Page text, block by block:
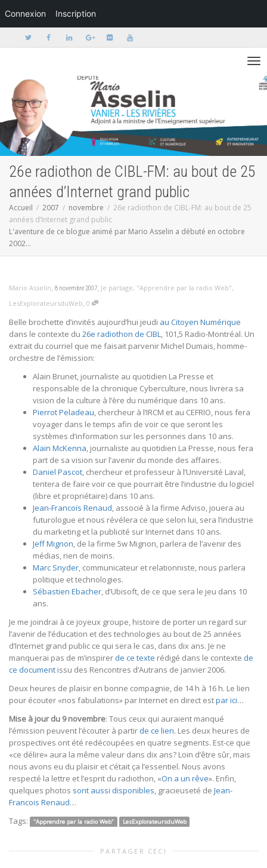
Connexion Inscription
Activer/
26e radiothon de CIBL-FM: au bout de 25
années d’Internet grand public
Accueil 2007 novembre
26e radiothon de CIBL-FM: au bout de 25
années d’Internet grand public
L'aventure de ce blogue animé par Mario Asselin a débuté en octobre
2002...
Mario Asselin, 8 novembre 2007, Je partage, "Apprendre par la radio Web",
LesExplorateursduWeb, 0
Belle brochette d’invités aujourd’hui jeudi au Citoyen Numérique
dans le contexte du 26e radiothon de CIBL, 101,5 Radio-Montréal. Un
extrait du courriel que me faisait parvenir Michel Dumais, homme-
orchestre de l’émission:
Alain Brunet, journaliste au quotidien La Presse et
responsable de la chronique Cyberculture, nous livrera sa
vision de la culture à l’ère du numérique dans 10 ans.
Pierrot Peladeau, chercheur à l’IRCM et au CEFRIO, nous fera
voyager dans le temps afin de voir ce que seront les
systèmes d’information sur les personnes dans 10 ans.
Alain McKenna, journaliste au quotidien La Presse, nous fera
part de sa vision sur l’avenir du monde des affaires.
Daniel Pascot, chercheur et professeur à l’Université Laval,
tentera de faire voir ce que pourrait être l’industrie du logiciel
(libre et propriétaire) dans 10 ans.
Jean-Francois Renaud, associé à la firme Adviso, jouera au
futurologue et nous révélera ce que selon lui, sera l’industrie
du marketing et la publicité sur Internet dans 10 ans.
Jeff Mignon, de la firme 5w Mignon, parlera de l’avenir des
médias, rien de moins.
Marc Snyder, communicateur et relationniste, nous parlera
politique et technologies.
Sébastien Ebacher, d’Ubisoft, de ce que sera le jeu dans 10
ans.
Je me joindrai à ce joyeux groupe, histoire de porter un regard sur
l’avenir de l’éducation et des technologies au bout de 25 années
d’Internet grand public ce qui sera le cas, dans dix ans. Je ne
manquerai pas de m’inspirer de ce texte rédigé dans le contexte de
ce document issu des Rencontres d’Autrans de janvier 2006.
Deux heures de plaisir en bonne compagnie, de 14 h à 16 h. Le lien
pour écouter «nos fabulations» par Internet en direct estpar ici…
Mise à jour du 9 novembre: Tous ceux qui auraient manqué
l’émission peuvent l’écouter à partir de ce lien. Les deux heures de
prospectives ont été redécoupées en quatre segments. Est-ce que
«ce délire» aura la même valeur dans dix ans? Loin d’être sûr, mais
nous avons eu du plaisir et c’était ça l’essentiel. Nous avons
respecté la lettre et l’esprit du radiothon, «On a un rêve». Enfin,
quelques photos sont aussi disponibles, gracieuseté de Jean-
Francois Renaud…
Tags:
"Apprendre par la radio Web" LesExplorateursduWeb
PARTAGER CECI